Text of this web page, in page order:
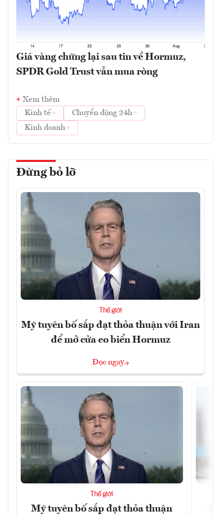
Giá vàng chững lại sau tin về Hormuz,
SPDR Gold Trust vẫn mua ròng
Xem thêm
Kinh tế
Chuyển động 24h
Kinh doanh
Đừng bỏ lỡ
Thế giới
Mỹ tuyên bố sắp đạt thỏa thuận với Iran
để mở cửa eo biển Hormuz
Đọc ngay
Thế giới
Mỹ tuyên bố sắp đạt thỏa thuận